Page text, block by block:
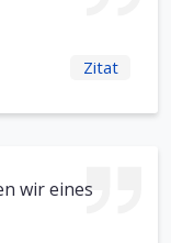
Zitat
wir eines